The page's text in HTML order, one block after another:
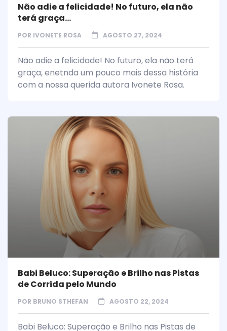
Não adie a felicidade! No futuro, ela não
terá graça…
POR IVONETE ROSA AGOSTO 27, 2024
Não adie a felicidade! No futuro, ela não terá
graça, enetnda um pouco mais dessa história
com a nossa querida autora Ivonete Rosa.
Babi Beluco: Superação e Brilho nas Pistas
de Corrida pelo Mundo
POR BRUNO STHEFAN AGOSTO 22, 2024
Babi Beluco: Superação e Brilho nas Pistas de